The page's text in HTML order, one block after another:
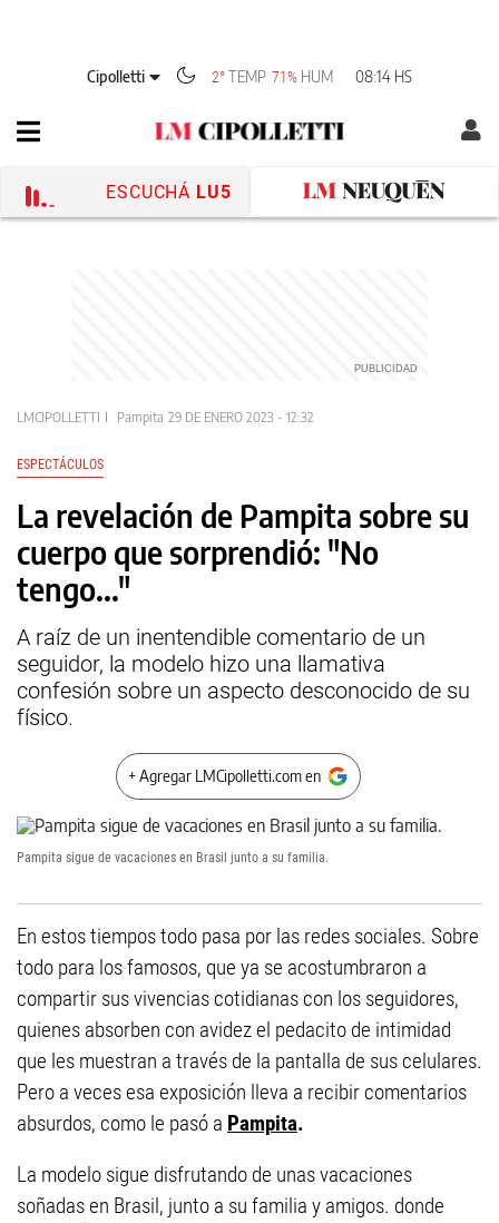
Cipolletti 2° TEMP 71% HUM 08:14 HS
ESCUCHÁ LU5
LMCIPOLLETTI Pampita 29 DE ENERO 2023 - 12:32
ESPECTÁCULOS
La revelación de Pampita sobre su
cuerpo que sorprendió: "No
tengo..."
A raíz de un inentendible comentario de un
seguidor, la modelo hizo una llamativa
confesión sobre un aspecto desconocido de su
físico.
+ Agregar LMCipolletti.com en
Pampita sigue de vacaciones en Brasil junto a su familia.
En estos tiempos todo pasa por las redes sociales. Sobre
todo para los famosos, que ya se acostumbraron a
compartir sus vivencias cotidianas con los seguidores,
quienes absorben con avidez el pedacito de intimidad
que les muestran a través de la pantalla de sus celulares.
Pero a veces esa exposición lleva a recibir comentarios
absurdos, como le pasó a Pampita.
La modelo sigue disfrutando de unas vacaciones
soñadas en Brasil, junto a su familia y amigos. donde